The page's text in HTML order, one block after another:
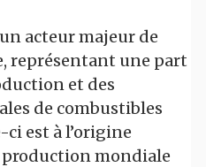
acteur majeur de
représentant une part
et des
de combustibles
est à l’origine
production mondiale